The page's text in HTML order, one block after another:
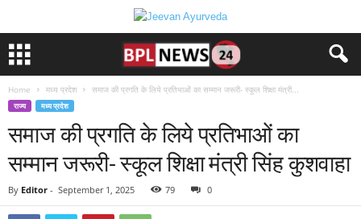
Home मध्य प्रदेश समाज की प्रगति के लिये प्रतिभाओं का सम्मान जरूरी- स्कूल शिक्षा मंत्री...
राज्य मध्य प्रदेश
समाज की प्रगति के लिये प्रतिभाओं का
सम्मान जरूरी- स्कूल शिक्षा मंत्री सिंह कुशवाहा
By Editor - September 1, 2025 79 0